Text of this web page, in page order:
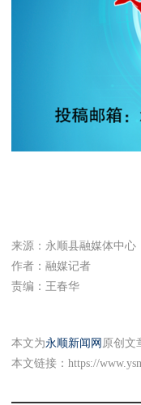
来源：永顺县融媒体中心
作者：融媒记者
责编：王春华
本文为永顺新闻网 原创文
本文链接： https://